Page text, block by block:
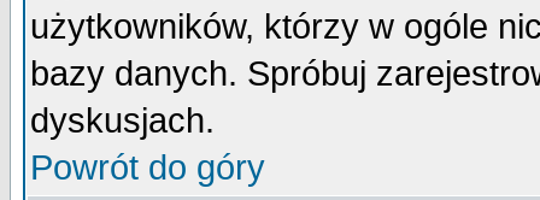
użytkowników, którzy w ogóle
bazy danych. Spróbuj
dyskusjach.
Powrót do góry